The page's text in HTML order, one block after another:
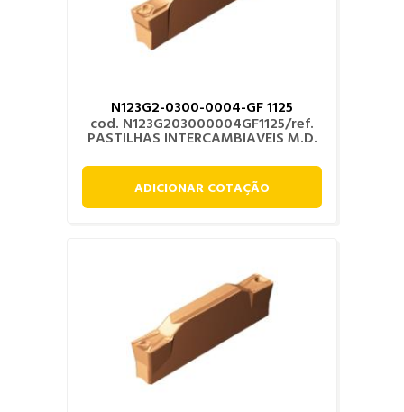
N123G2-0300-0004-GF 1125
cod. N123G203000004GF1125/ref.
PASTILHAS INTERCAMBIAVEIS M.D.
ADICIONAR COTAÇÃO